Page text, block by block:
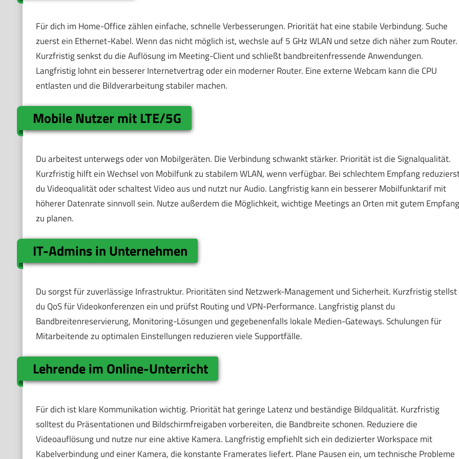
Für dich im Home-Office zählen einfache, schnelle Verbesserungen. Priorität hat eine stabile Verbindung. Suche
zuerst ein Ethernet-Kabel. Wenn das nicht möglich ist, wechsle auf 5 GHz WLAN und setze dich näher zum Router.
Kurzfristig senkst du die Auflösung im Meeting-Client und schließt bandbreitenfressende Anwendungen.
Langfristig lohnt ein besserer Internetvertrag oder ein moderner Router. Eine externe Webcam kann die CPU
entlasten und die Bildverarbeitung stabiler machen.
Mobile Nutzer mit LTE/5G
Du arbeitest unterwegs oder von Mobilgeräten. Die Verbindung schwankt stärker. Priorität ist die Signalqualität.
Kurzfristig hilft ein Wechsel von Mobilfunk zu stabilem WLAN, wenn verfügbar. Bei schlechtem Empfang
du Videoqualität oder schaltest Video aus und nutzt nur Audio. Langfristig kann ein besserer Mobilfunktarif mit
höherer Datenrate sinnvoll sein. Nutze außerdem die Möglichkeit, wichtige Meetings an Orten mit gutem Empfang
zu planen.
IT-Admins in Unternehmen
Du sorgst für zuverlässige Infrastruktur. Prioritäten sind Netzwerk-Management und Sicherheit. Kurzfristig stellst
du QoS für Videokonferenzen ein und prüfst Routing und VPN-Performance. Langfristig planst du
Bandbreitenreservierung, Monitoring-Lösungen und gegebenenfalls lokale Medien-Gateways. Schulungen für
Mitarbeitende zu optimalen Einstellungen reduzieren viele Supportfälle.
Lehrende im Online-Unterricht
Für dich ist klare Kommunikation wichtig. Priorität hat geringe Latenz und beständige Bildqualität. Kurzfristig
solltest du Präsentationen und Bildschirmfreigaben vorbereiten, die Bandbreite schonen. Reduziere die
Videoauflösung und nutze nur eine aktive Kamera. Langfristig empfiehlt sich ein dedizierter Workspace mit
Kabelverbindung und einer Kamera, die konstante Framerates liefert. Plane Pausen ein, um technische Probleme